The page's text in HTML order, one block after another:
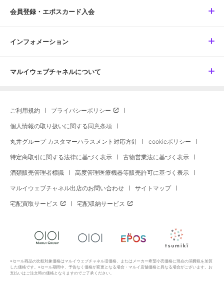
会員登録・エポスカード入会
インフォメーション
マルイウェブチャネルについて
ご利用規約 プライバシーポリシー
個人情報の取り扱いに関する同意条項
丸井グループ カスタマーハラスメント対応方針 cookieポリシー
特定商取引に関する法律に基づく表示 古物営業法に基づく表示
酒類販売管理者標識 高度管理医療機器等販売許可に基づく表示
マルイウェブチャネル出店のお問い合わせ サイトマップ
宅配買取サービス 宅配収納サービス
※セール商品の比較対象価格はマルイウェブチャネル旧価格、またはメーカー希望小売価格に現在の消費税を加算
した価格です。※セール期間中、予告なく価格が変更となる場合・マルイ店舗価格と異なる場合がございます。お
支払いはご注文時の価格となりますのでご了承ください。